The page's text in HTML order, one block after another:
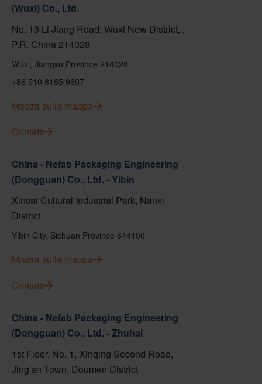
(Wuxi) Co., Ltd.
No. 13 Li Jiang Road, Wuxi New District, ,
P.R. China 214028
Wuxi, Jiangsu Province 214028
+86 510 8185 9807
Mostra sulla mappa
Contatti
China - Nefab Packaging Engineering
(Dongguan) Co., Ltd. - Yibin
Xincai Cultural Industrial Park, Nanxi
District
Yibin City, Sichuan Province 644100
Mostra sulla mappa
Contatti
China - Nefab Packaging Engineering
(Dongguan) Co., Ltd. - Zhuhai
1st Floor, No. 1, Xinqing Second Road,
Jing'an Town, Doumen District